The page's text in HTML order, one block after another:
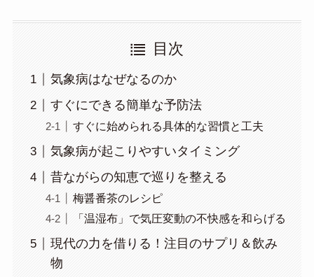
目次
気象病はなぜなるのか
すぐにできる簡単な予防法
すぐに始められる具体的な習慣と工夫
気象病が起こりやすいタイミング
昔ながらの知恵で巡りを整える
梅醤番茶のレシピ
「温湿布」で気圧変動の不快感を和らげる
現代の力を借りる！注目のサプリ＆飲み
物